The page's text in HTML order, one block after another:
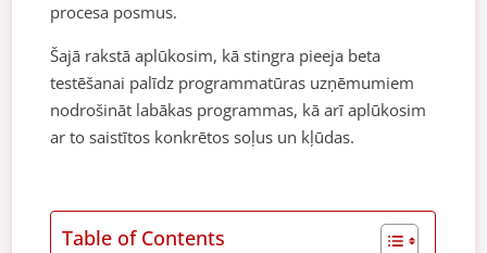
procesa posmus.
Šajā rakstā aplūkosim, kā stingra pieeja beta
testēšanai palīdz programmatūras uzņēmumiem
nodrošināt labākas programmas, kā arī aplūkosim
ar to saistītos konkrētos soļus un kļūdas.
Table of Contents